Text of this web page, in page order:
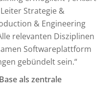
Strategie &
& Engineering
relevanten Disziplinen
Softwareplattform
gebündelt sein.“
als zentrale